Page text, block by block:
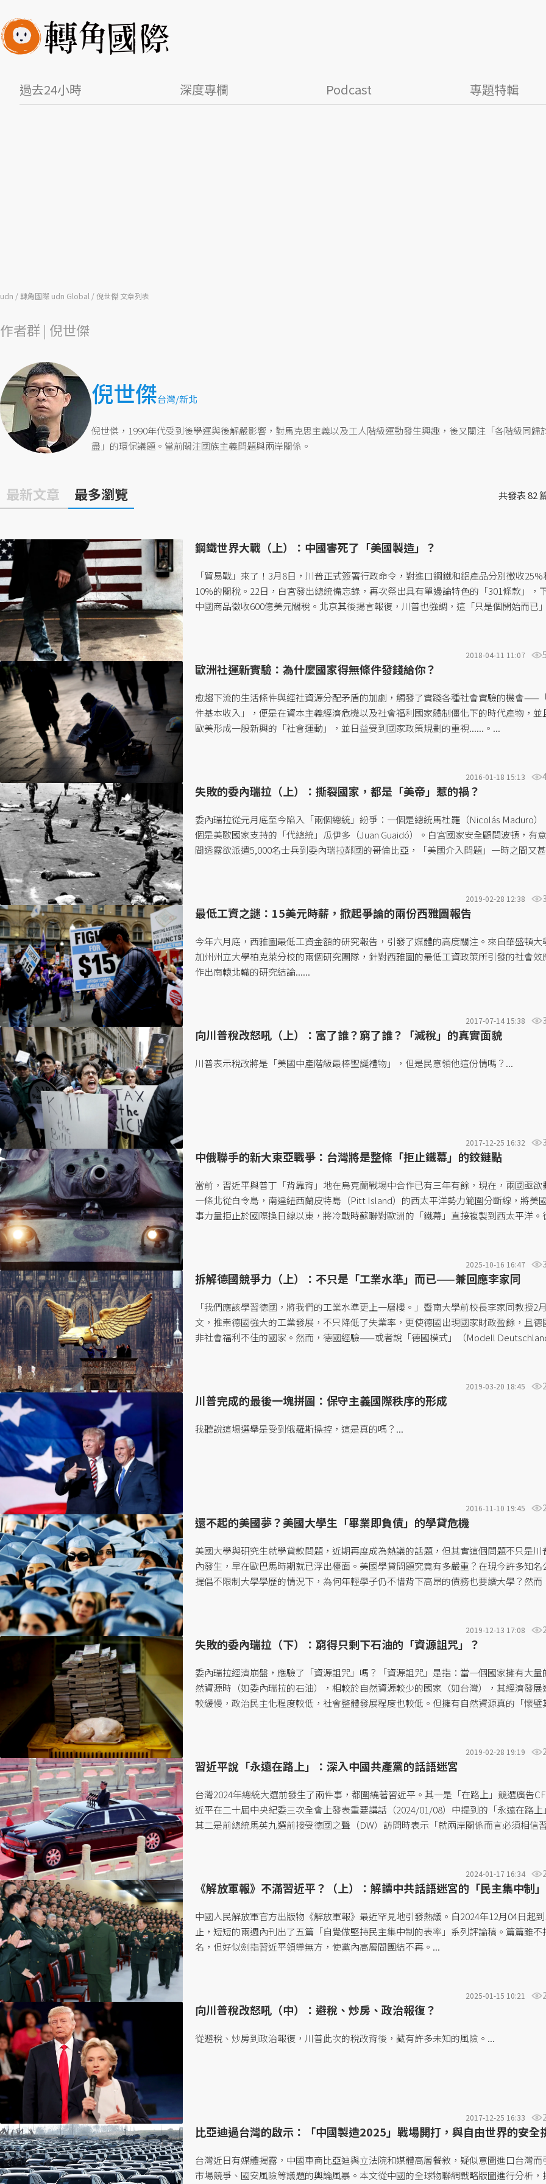
過去24小時 深度專欄 Podcast 專題特輯
udn 轉角國際 udn Global 倪世傑 文章列表
作者群 | 倪世傑
倪世傑台灣/新北
倪世傑，1990年代受到後學運與後解嚴影響，對馬克思主義以及工人階級運動發生興趣，後又關注「各階級同歸
盡」的環保議題。當前關注國族主義問題與兩岸關係。
最新文章 最多瀏覽 共發表 82
鋼鐵世界大戰（上）：中國害死了「美國製造」？
「貿易戰」來了！3月8日，川普正式簽署行政命令，對進口鋼鐵和鋁產品分別徵收25%
10%的關稅。22日，白宮發出總統備忘錄，再次祭出具有單邊論特色的「301條款」，
中國商品徵收600億美元關稅。北京其後揚言報復，川普也強調，這「只是個開始而已
2018-04-11 11:07
歐洲社運新實驗：為什麼國家得無條件發錢給你？
愈趨下流的生活條件與經社資源分配矛盾的加劇，觸發了實踐各種社會實驗的機會——
件基本收入」，便是在資本主義經濟危機以及社會福利國家體制僵化下的時代產物，並
歐美形成一股新興的「社會運動」，並日益受到國家政策規劃的重視......。...
2016-01-18 15:13
失敗的委內瑞拉（上）：撕裂國家，都是「美帝」惹的禍？
委內瑞拉從元月底至今陷入「兩個總統」紛爭：一個是總統馬杜羅（Nicolás Maduro）
個是美歐國家支持的「代總統」瓜伊多（Juan Guaidó）。白宮國家安全顧問波頓，有
間透露欲派遣5,000名士兵到委內瑞拉鄰國的哥倫比亞，「美國介入問題」一時之間又
2019-02-28 12:38
最低工資之謎：15美元時薪，掀起爭論的兩份西雅圖報告
今年六月底，西雅圖最低工資金額的研究報告，引發了媒體的高度關注。來自華盛頓大
加州州立大學柏克萊分校的兩個研究團隊，針對西雅圖的最低工資政策所引發的社會效
作出南轅北轍的研究結論......
2017-07-14 15:38
向川普稅改怒吼（上）：富了誰？窮了誰？「減稅」的真實面貌
川普表示稅改將是「美國中產階級最棒聖誕禮物」，但是民意領他這份情嗎？...
2017-12-25 16:32
中俄聯手的新大東亞戰爭：台灣將是整條「拒止鐵幕」的鉸鏈點
當前，習近平與普丁「背靠背」地在烏克蘭戰場中合作已有三年有餘，現在，兩國亟欲
一條北從白令島，南達紐西蘭皮特島（Pitt Island）的西太平洋勢力範圍分斷線，將美
事力量拒止於國際換日線以東，將冷戰時蘇聯對歐洲的「鐵幕」直接複製到西太平洋。
2025-10-16 16:47
拆解德國競爭力（上）：不只是「工業水準」而已——兼回應李家同
「我們應該學習德國，將我們的工業水準更上一層樓。」暨南大學前校長李家同教授2
文，推崇德國強大的工業發展，不只降低了失業率，更使德國出現國家財政盈餘，且德
非社會福利不佳的國家。然而，德國經驗——或者說「德國模式」（Modell
2019-03-20 18:45
川普完成的最後一塊拼圖：保守主義國際秩序的形成
我聽說這場選舉是受到俄羅斯操控，這是真的嗎？...
2016-11-10 19:45
還不起的美國夢？美國大學生「畢業即負債」的學貸危機
美國大學與研究生就學貸款問題，近期再度成為熱議的話題，但其實這個問題不只是川
內發生，早在歐巴馬時期就已浮出檯面。美國學貸問題究竟有多嚴重？在現今許多知名
提倡不限制大學學歷的情況下，為何年輕學子仍不惜背下高昂的債務也要讀大學？然而
2019-12-13 17:08
失敗的委內瑞拉（下）：窮得只剩下石油的「資源詛咒」？
委內瑞拉經濟崩盤，應驗了「資源詛咒」嗎？「資源詛咒」是指：當一個國家擁有大量
然資源時（如委內瑞拉的石油），相較於自然資源較少的國家（如台灣），其經濟發展
較緩慢，政治民主化程度較低，社會整體發展程度也較低。但擁有自然資源真的「懷璧
2019-02-28 19:19
習近平說「永遠在路上」：深入中國共產黨的話語迷宮
台灣2024年總統大選前發生了兩件事，都圍繞著習近平。其一是「在路上」競選廣告CF
近平在二十屆中央紀委三次全會上發表重要講話（2024/01/08）中提到的「永遠在路上
其二是前總統馬英九選前接受德國之聲（DW）訪問時表示「就兩岸關係而言必須相信
有效面對中共與中國民間「抓常、抓细、抓長」的認知戰與宣傳戰？...2024-01-17 16:34
《解放軍報》不滿習近平？（上）：解讀中共話語迷宮的「民主集中制」
中國人民解放軍官方出版物《解放軍報》最近罕見地引發熱議。自2024年12月04日起到
止，短短的兩週內刊出了五篇「自覺做堅持民主集中制的表率」系列評論稿。篇篇雖不
名，但好似劍指習近平領導無方，使黨內高層間團結不再。...
2025-01-15 10:21
向川普稅改怒吼（中）：避稅、炒房、政治報復？
從避稅、炒房到政治報復，川普此次的稅改背後，藏有許多未知的風險。...
2017-12-25 16:33
比亞迪過台灣的啟示：「中國製造2025」戰場開打，與自由世界的安全
台灣近日有媒體揭露，中國車商比亞迪與立法院和媒體高層餐敘，疑似意圖進口台灣而
市場競爭、國安風險等議題的輿論風暴。本文從中國的全球物聯網戰略版圖進行分析，